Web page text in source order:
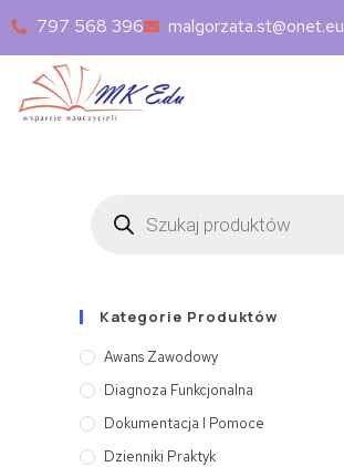
797 568 396 malgorzata.st@onet.eu
Kategorie Produktów
Awans Zawodowy
Diagnoza Funkcjonalna
Dokumentacja I Pomoce
Dzienniki Praktyk